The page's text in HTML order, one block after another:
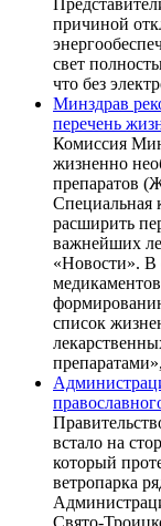
причиной
свет
что без
Минздрав
перечень
Комиссия
жизненно
препаратов
Специальная
расширить
важнейших
«Новости». В
список
встало на
который
ветропарка
Свято-